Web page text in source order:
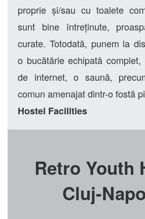
proprie și/sau cu toalete
sunt bine întreținute,
curate. Totodată, punem la
o bucătărie echipată
de internet, o saună,
comun amenajat dintr-o fostă
Hostel Facilities
Retro Youth
Cluj-